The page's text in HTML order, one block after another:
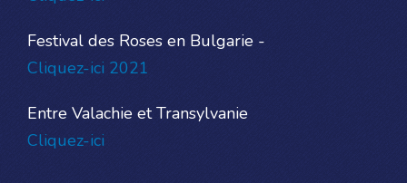
Festival des Roses en Bulgarie -
Cliquez-ici 2021
Entre Valachie et Transylvanie
Cliquez-ici